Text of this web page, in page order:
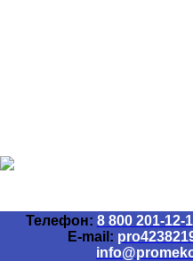
Телефон: 8 800 201-12-
E-mail: